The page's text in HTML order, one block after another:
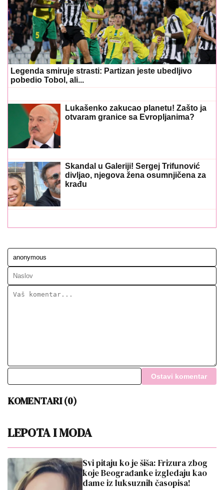
Legenda smiruje strasti: Partizan jeste ubedljivo
pobedio Tobol, ali...
Lukašenko zakucao planetu! Zašto ja
otvaram granice sa Evropljanima?
Skandal u Galeriji! Sergej Trifunović
divljao, njegova žena osumnjičena za
krađu
Ostavi komentar
KOMENTARI (0)
LEPOTA I MODA
Svi pitaju ko je šiša: Frizura zbog
koje Beograđanke izgledaju kao
dame iz luksuznih časopisa!